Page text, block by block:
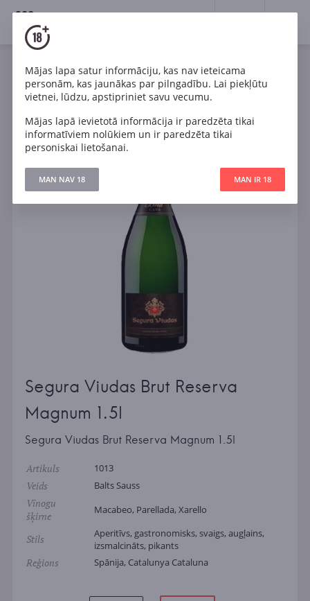
18+
Dzirkstošais Balts Sauss
Spānija
Segura Viudas Brut Reserva Magnum 1.5l
Segura Viudas Brut Reserva
Magnum 1.5l
Segura Viudas Brut Reserva Magnum 1.5l
Artikuls 1013
Veids Balts Sauss
Vīnogu
šķirne
Macabeo, Parellada, Xarello
Stils
Aperitīvs, gastronomisks, svaigs, augļains,
izsmalcināts, pikants
Reģions Spānija, Catalunya Cataluna
Mājas lapa satur informāciju, kas nav ieteicama
personām, kas jaunākas par pilngadību. Lai piekļūtu
vietnei, lūdzu, apstipriniet savu vecumu.
Mājas lapā ievietotā informācija ir paredzēta tikai
informatīviem nolūkiem un ir paredzēta tikai
personiskai lietošanai.
MAN NAV 18 MAN IR 18